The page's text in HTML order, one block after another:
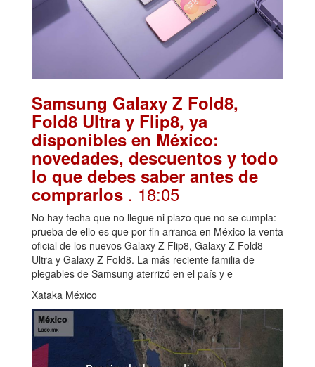
Samsung Galaxy Z Fold8,
Fold8 Ultra y Flip8, ya
disponibles en México:
novedades, descuentos y todo
lo que debes saber antes de
comprarlos . 18:05
No hay fecha que no llegue ni plazo que no se cumpla:
prueba de ello es que por fin arranca en México la venta
oficial de los nuevos Galaxy Z Flip8, Galaxy Z Fold8
Ultra y Galaxy Z Fold8. La más reciente familia de
plegables de Samsung aterrizó en el país y e
Xataka México